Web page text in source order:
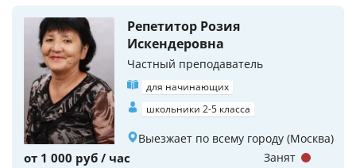
Репетитор Розия
Искендеровна
Частный преподаватель
для начинающих
школьники 2-5 класса
Выезжает по всему городу (Москва)
от 1 000 руб / час Занят